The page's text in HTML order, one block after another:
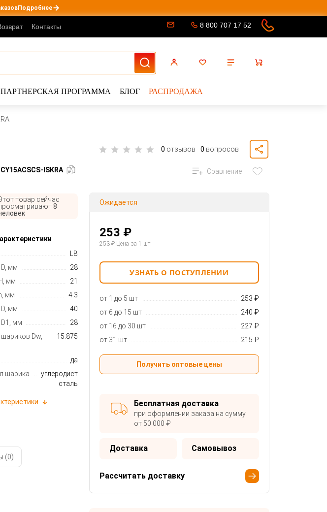
Подробнее
Контакты 8 800 707 17 52
ПАРТНЕРСКАЯ ПРОГРАММА БЛОГ РАСПРОДАЖА
0 отзывов 0 вопросов
CY15ACSCS-ISKRA
товар сейчас
8
LB
мм
28
мм
21
мм
4.3
мм
40
мм
28
Dw,
15.875
да
шарика
углеродистая
сталь
(0)
Сравнение
Ожидается
253 ₽
253 ₽Цена за 1 шт
УЗНАТЬ О ПОСТУПЛЕНИИ
от 1 до 5 шт
253 ₽
от 6 до 15 шт
240 ₽
от 16 до 30 шт
227 ₽
от 31 шт
215 ₽
Получить оптовые цены
Бесплатная доставка
при оформлении заказа на сумму
от 50 000 ₽
Доставка Самовывоз
Рассчитать доставку